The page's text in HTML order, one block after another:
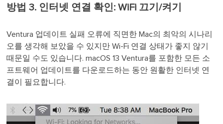
방법 3. 인터넷 연결 확인: WiFi 끄기/켜기
Ventura 업데이트 실패 오류에 직면한 Mac의 최악의 시나리
오를 생각해 보았을 수 있지만 Wi-Fi 연결 상태가 좋지 않기
때문일 수도 있습니다. macOS 13 Ventura를 포함한 모든 소
프트웨어 업데이트를 다운로드하는 동안 원활한 인터넷 연
결이 필요합니다.